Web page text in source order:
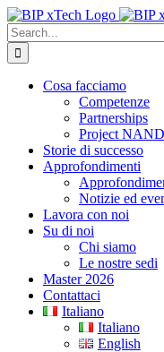
Skip
to
content
Search
for:
Cosa facciamo
Competenze
Partnerships
Project
Storie di successo
Approfondimenti
Notizie ed
Lavora con noi
Su di noi
Chi siamo
Le nostre sedi
Master 2026
Contattaci
Italiano
Italiano
English